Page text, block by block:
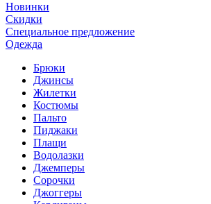
Новинки
Скидки
Специальное предложение
Одежда
Брюки
Джинсы
Жилетки
Костюмы
Пальто
Пиджаки
Плащи
Водолазки
Джемперы
Сорочки
Джоггеры